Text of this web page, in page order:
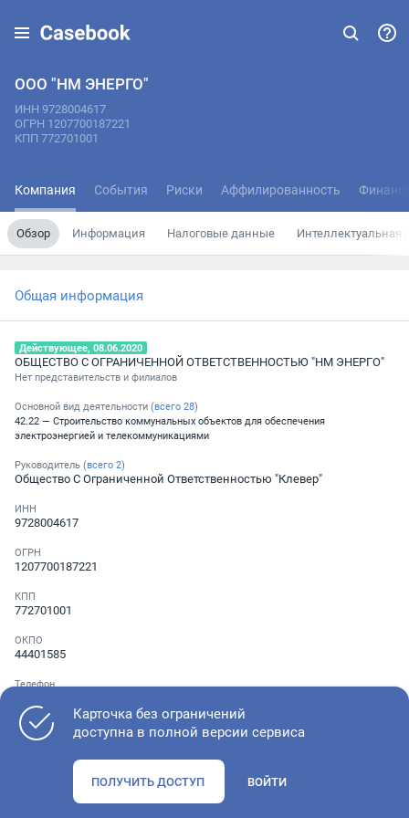
ООО "НМ ЭНЕРГО"
ИНН 9728004617
ОГРН 1207700187221
КПП 772701001
Компания События Риски Аффилированность
Обзор Информация Налоговые данные Интеллектуальная
Общая информация
Действующее, 08.06.2020
ОБЩЕСТВО С ОГРАНИЧЕННОЙ ОТВЕТСТВЕННОСТЬЮ "НМ ЭНЕРГО"
Нет представительств и филиалов
Основной вид деятельности (всего 28)
42.22 — Строительство коммунальных объектов для обеспечения
электроэнергией и телекоммуникациями
Руководитель (всего 2)
Общество С Ограниченной Ответственностью "Клевер"
ИНН
9728004617
ОГРН
1207700187221
КПП
772701001
ОКПО
44401585
Телефон
Как оценить состояние компании
Карточка без ограничений
доступна в полной версии сервиса
ПОЛУЧИТЬ ДОСТУП ВОЙТИ